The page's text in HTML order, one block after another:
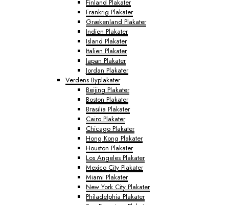
Finland Plakater
Frankrig Plakater
Grækenland Plakater
Indien Plakater
Island Plakater
Italien Plakater
Japan Plakater
Jordan Plakater
Verdens Byplakater
Beijing Plakater
Boston Plakater
Brasilia Plakater
Cairo Plakater
Chicago Plakater
Hong Kong Plakater
Houston Plakater
Los Angeles Plakater
Mexico City Plakater
Miami Plakater
New York City Plakater
Philadelphia Plakater